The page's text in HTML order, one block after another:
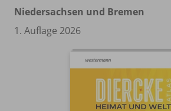
Niedersachsen und Bremen
1. Auflage 2026